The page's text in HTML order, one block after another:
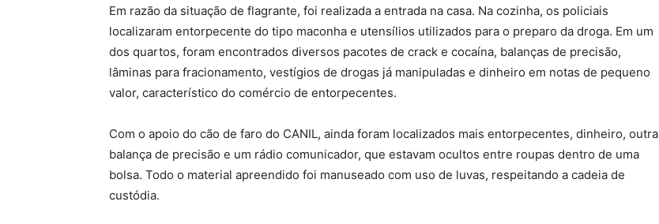
Em razão da situação de flagrante, foi realizada a entrada na casa. Na cozinha, os policiais
localizaram entorpecente do tipo maconha e utensílios utilizados para o preparo da droga. Em um
dos quartos, foram encontrados diversos pacotes de crack e cocaína, balanças de precisão,
lâminas para fracionamento, vestígios de drogas já manipuladas e dinheiro em notas de pequeno
valor, característico do comércio de entorpecentes.
Com o apoio do cão de faro do CANIL, ainda foram localizados mais entorpecentes, dinheiro, outra
balança de precisão e um rádio comunicador, que estavam ocultos entre roupas dentro de uma
bolsa. Todo o material apreendido foi manuseado com uso de luvas, respeitando a cadeia de
custódia.